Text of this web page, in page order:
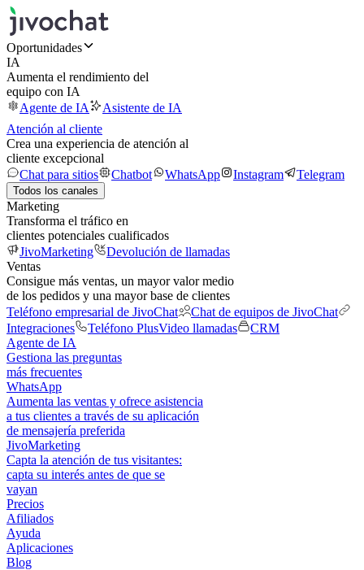
Oportunidades
IA
Aumenta el rendimiento del
equipo con IA
Agente de IA
Asistente de IA
Atención al cliente
Crea una experiencia de atención al
cliente excepcional
Chat para sitios
Chatbot WhatsApp Instagram Telegram
Todos los canales
Marketing
Transforma el tráfico en
clientes potenciales cualificados
JivoMarketing
Devolución de llamadas
Ventas
Consigue más ventas, un mayor valor medio
de los pedidos y una mayor base de clientes
Teléfono empresarial de JivoChat
Chat de equipos de JivoChat
Integraciones
Teléfono PlusVideo llamadas
CRM
Agente de IA
Gestiona las preguntas
más frecuentes
WhatsApp
Aumenta las ventas y ofrece asistencia
a tus clientes a través de su aplicación
de mensajería preferida
JivoMarketing
Capta la atención de tus visitantes:
capta su interés antes de que se
vayan
Precios
Afiliados
Ayuda
Aplicaciones
Blog